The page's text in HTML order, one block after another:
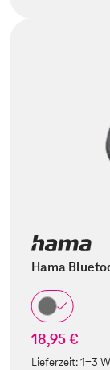
Hama
18,95 €
Lieferzeit:1-3